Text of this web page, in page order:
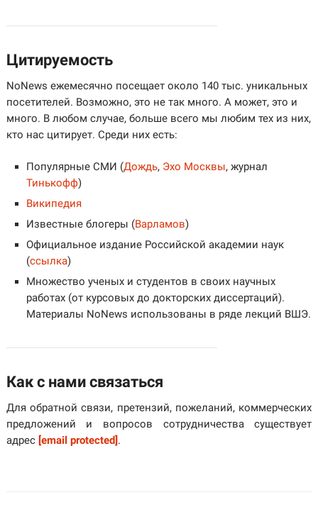
Цитируемость
NoNews ежемесячно посещает около 140 тыс. уникальных
посетителей. Возможно, это не так много. А может, это и
много. В любом случае, больше всего мы любим тех из них,
кто нас цитирует. Среди них есть:
Популярные СМИ (Дождь, Эхо Москвы, журнал
Тинькофф)
Википедия
Известные блогеры (Варламов)
Официальное издание Российской академии наук
(ссылка)
Множество ученых и студентов в своих научных
работах (от курсовых до докторских диссертаций).
Материалы NoNews использованы в ряде лекций ВШЭ.
Как с нами связаться
Для обратной связи, претензий, пожеланий, коммерческих
предложений и вопросов сотрудничества существует
адрес [email protected].